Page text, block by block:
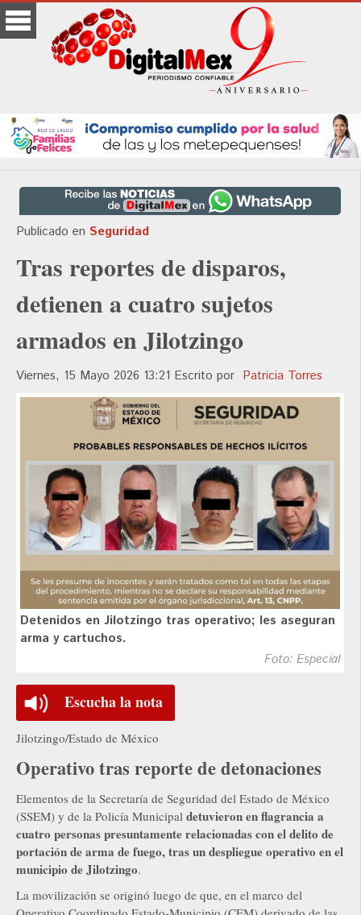
Publicado en Seguridad
Tras reportes de disparos,
detienen a cuatro sujetos
armados en Jilotzingo
Viernes, 15 Mayo 2026 13:21 Escrito por Patricia Torres
Detenidos en Jilotzingo tras operativo; les aseguran
arma y cartuchos.
Foto: Especial
Escucha la nota
Jilotzingo/Estado de México
Operativo tras reporte de detonaciones
Elementos de la Secretaría de Seguridad del Estado de México
(SSEM) y de la Policía Municipal detuvieron en flagrancia a
cuatro personas presuntamente relacionadas con el delito de
portación de arma de fuego, tras un despliegue operativo en el
municipio de Jilotzingo.
La movilización se originó luego de que, en el marco del